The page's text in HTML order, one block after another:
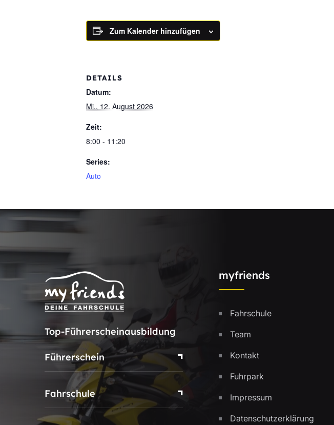
Zum Kalender hinzufügen
DETAILS
Datum:
Mi., 12. August 2026
Zeit:
8:00 - 11:20
Series:
Auto
Top-Führerscheinausbildung
Führerschein
Fahrschule
myfriends
Fahrschule
Team
Kontakt
Fuhrpark
Impressum
Datenschutzerklärung